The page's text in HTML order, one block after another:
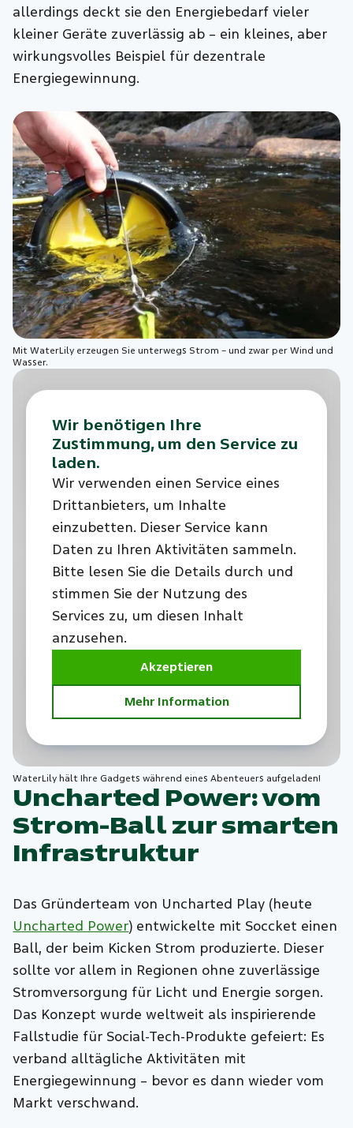
allerdings deckt sie den Energiebedarf vieler
kleiner Geräte zuverlässig ab – ein kleines, aber
wirkungsvolles Beispiel für dezentrale
Energiegewinnung.
Mit WaterLily erzeugen Sie unterwegs Strom – und zwar per Wind und
Wasser.
Wir benötigen Ihre
Zustimmung, um den Service zu
laden.
Wir verwenden einen Service eines
Drittanbieters, um Inhalte
einzubetten. Dieser Service kann
Daten zu Ihren Aktivitäten sammeln.
Bitte lesen Sie die Details durch und
stimmen Sie der Nutzung des
Services zu, um diesen Inhalt
anzusehen.
Akzeptieren
Mehr Information
WaterLily hält Ihre Gadgets während eines Abenteuers aufgeladen!
Uncharted Power: vom
Strom-Ball zur smarten
Infrastruktur
Das Gründerteam von Uncharted Play (heute
Uncharted Power) entwickelte mit Soccket einen
Ball, der beim Kicken Strom produzierte. Dieser
sollte vor allem in Regionen ohne zuverlässige
Stromversorgung für Licht und Energie sorgen.
Das Konzept wurde weltweit als inspirierende
Fallstudie für Social‑Tech‑Produkte gefeiert: Es
verband alltägliche Aktivitäten mit
Energiegewinnung – bevor es dann wieder vom
Markt verschwand.